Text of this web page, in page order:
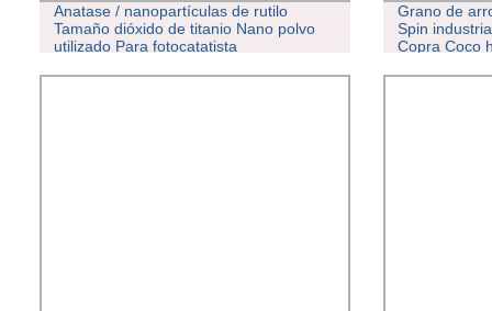
Anatase / nanopartículas de rutilo
Tamaño dióxido de titanio Nano polvo
utilizado Para fotocatatista
Grano de
Spin
Copra Coco